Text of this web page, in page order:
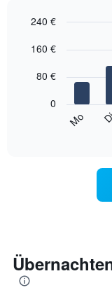
chart
bars.
durchschnittlichen
jeweiligen
Wochentag.
Das
graphic.
Mo
0
80 €
160 €
240 €